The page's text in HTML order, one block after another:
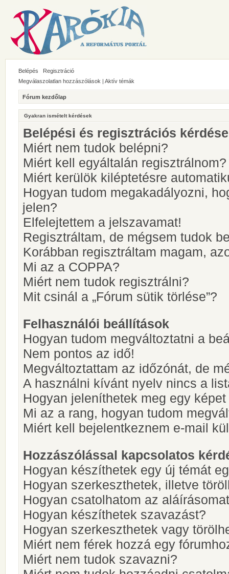
Belépés
Regisztráció
Megválaszolatlan hozzászólások | Aktív témák
Fórum kezdőlap
Gyakran ismételt kérdések
Belépési és regisztrációs
Miért nem tudok belépni?
Miért kell egyáltalán regisztrálnom?
Miért kerülök kiléptetésre
Hogyan tudom megakadályozni,
jelen?
Elfelejtettem a jelszavamat!
Regisztráltam, de mégsem tudok
Korábban regisztráltam magam,
Mi az a COPPA?
Miért nem tudok regisztrálni?
Mit csinál a „Fórum sütik törlése”?
Felhasználói beállítások
Hogyan tudom megváltoztatni a
Nem pontos az idő!
Megváltoztattam az időzónát, de
A használni kívánt nyelv nincs a
Hogyan jeleníthetek meg egy
Mi az a rang, hogyan tudom
Miért kell bejelentkeznem e-mail
Hozzászólással kapcsolatos
Hogyan készíthetek egy új témát
Hogyan szerkeszthetek, illetve
Hogyan csatolhatom az
Hogyan készíthetek szavazást?
Hogyan szerkeszthetek vagy
Miért nem férek hozzá egy
Miért nem tudok szavazni?